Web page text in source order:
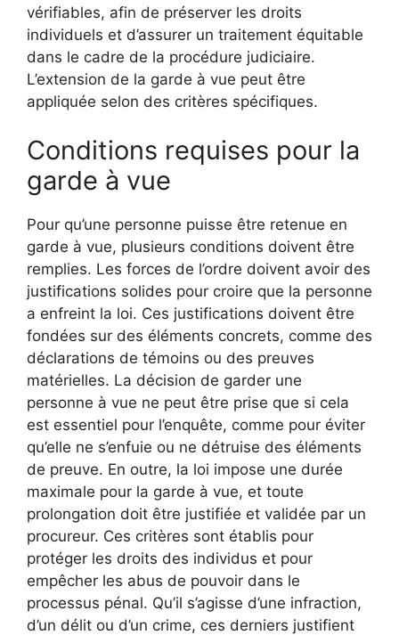
vérifiables, afin de préserver les droits
individuels et d’assurer un traitement équitable
dans le cadre de la procédure judiciaire.
L’extension de la garde à vue peut être
appliquée selon des critères spécifiques.
Conditions requises pour la
garde à vue
Pour qu’une personne puisse être retenue en
garde à vue, plusieurs conditions doivent être
remplies. Les forces de l’ordre doivent avoir des
justifications solides pour croire que la personne
a enfreint la loi. Ces justifications doivent être
fondées sur des éléments concrets, comme des
déclarations de témoins ou des preuves
matérielles. La décision de garder une
personne à vue ne peut être prise que si cela
est essentiel pour l’enquête, comme pour éviter
qu’elle ne s’enfuie ou ne détruise des éléments
de preuve. En outre, la loi impose une durée
maximale pour la garde à vue, et toute
prolongation doit être justifiée et validée par un
procureur. Ces critères sont établis pour
protéger les droits des individus et pour
empêcher les abus de pouvoir dans le
processus pénal. Qu’il s’agisse d’une infraction,
d’un délit ou d’un crime, ces derniers justifient